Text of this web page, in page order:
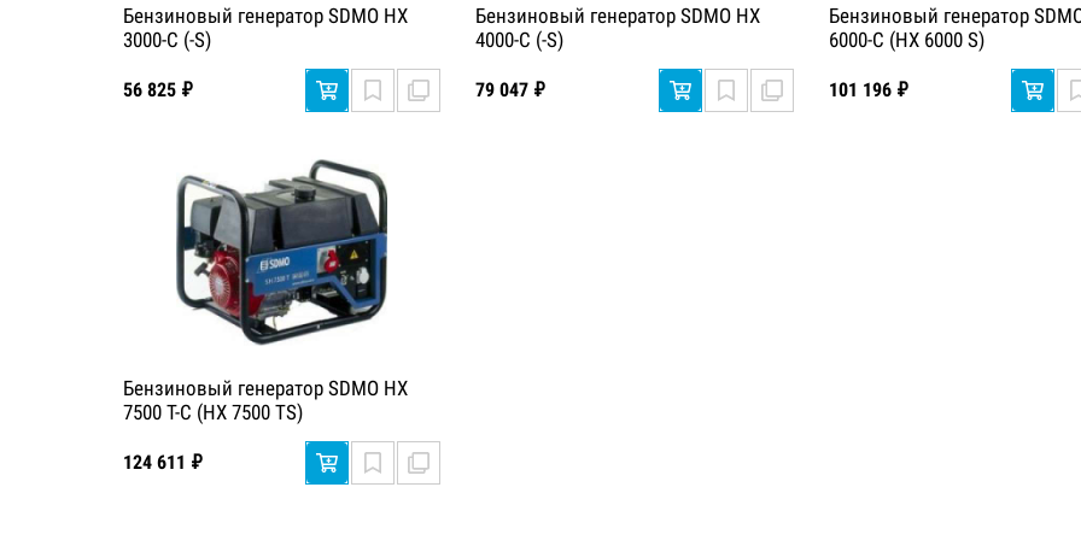
Бензиновый генератор SDMO HX
3000-C (-S)
56 825 ₽
Бензиновый генератор SDMO HX
4000-C (-S)
79 047 ₽
Бензиновый генератор
6000-C (HX 6000 S)
101 196 ₽
Бензиновый генератор SDMO HX
7500 T-C (HX 7500 TS)
124 611 ₽